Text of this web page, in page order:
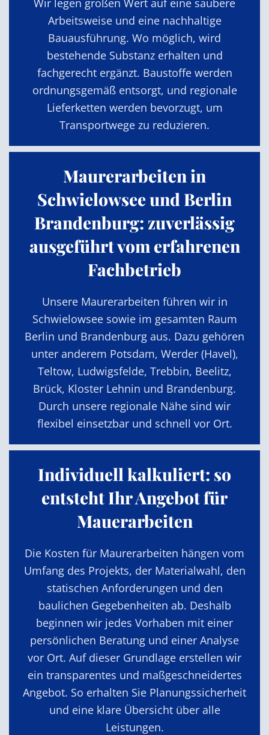
Wir legen großen Wert auf eine saubere
Arbeitsweise und eine nachhaltige
Bauausführung. Wo möglich, wird
bestehende Substanz erhalten und
fachgerecht ergänzt. Baustoffe werden
ordnungsgemäß entsorgt, und regionale
Lieferketten werden bevorzugt, um
Transportwege zu reduzieren.
Maurerarbeiten in
Schwielowsee und Berlin
Brandenburg: zuverlässig
ausgeführt vom erfahrenen
Fachbetrieb
Unsere Maurerarbeiten führen wir in
Schwielowsee sowie im gesamten Raum
Berlin und Brandenburg aus. Dazu gehören
unter anderem Potsdam, Werder (Havel),
Teltow, Ludwigsfelde, Trebbin, Beelitz,
Brück, Kloster Lehnin und Brandenburg.
Durch unsere regionale Nähe sind wir
flexibel einsetzbar und schnell vor Ort.
Individuell kalkuliert: so
entsteht Ihr Angebot für
Mauerarbeiten
Die Kosten für Maurerarbeiten hängen vom
Umfang des Projekts, der Materialwahl, den
statischen Anforderungen und den
baulichen Gegebenheiten ab. Deshalb
beginnen wir jedes Vorhaben mit einer
persönlichen Beratung und einer Analyse
vor Ort. Auf dieser Grundlage erstellen wir
ein transparentes und maßgeschneidertes
Angebot. So erhalten Sie Planungssicherheit
und eine klare Übersicht über alle
Leistungen.